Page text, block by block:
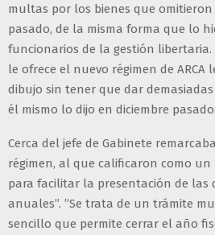
multas por los bienes que
pasado, de la misma forma que lo
funcionarios de la gestión libertaria.
le ofrece el nuevo régimen de
dibujo sin tener que dar
él mismo lo dijo en diciembre pasado.
Cerca del jefe de Gabinete
régimen, al que calificaron como un
para facilitar la presentación de las
anuales”. ”Se trata de un trámite
sencillo que permite cerrar el año